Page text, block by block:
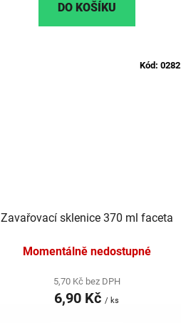
DO KOŠÍKU
Zavařovací sklenice 370 ml faceta
Momentálně nedostupné
5,70 Kč bez DPH
6,90 Kč / ks
Kód: 0282